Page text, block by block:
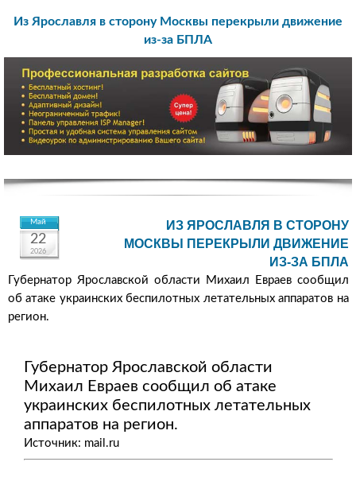
Из Ярославля в сторону Москвы перекрыли движение
из-за БПЛА
Май
22
2026
ИЗ ЯРОСЛАВЛЯ В СТОРОНУ
МОСКВЫ ПЕРЕКРЫЛИ ДВИЖЕНИЕ
ИЗ-ЗА БПЛА
Губернатор Ярославской области Михаил Евраев сообщил
об атаке украинских беспилотных летательных аппаратов на
регион.
Губернатор Ярославской области
Михаил Евраев сообщил об атаке
украинских беспилотных летательных
аппаратов на регион.
Источник: mail.ru